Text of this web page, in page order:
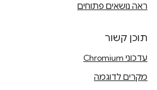
ראה נושאים פתוחים
תוכן קשור
עדכוני Chromium
מקרים לדוגמה